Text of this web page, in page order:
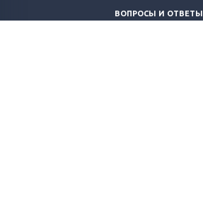
ВОПРОСЫ И ОТВЕТЫ